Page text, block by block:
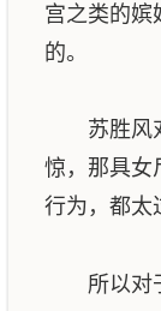
宫之类的嫔
的。
苏胜风对
惊，那具女
行为，都太
所以对于